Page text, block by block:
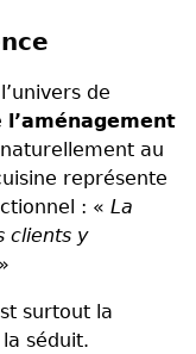
de
l’aménagement
au
représente
: « La
clients y
surtout la
séduit.